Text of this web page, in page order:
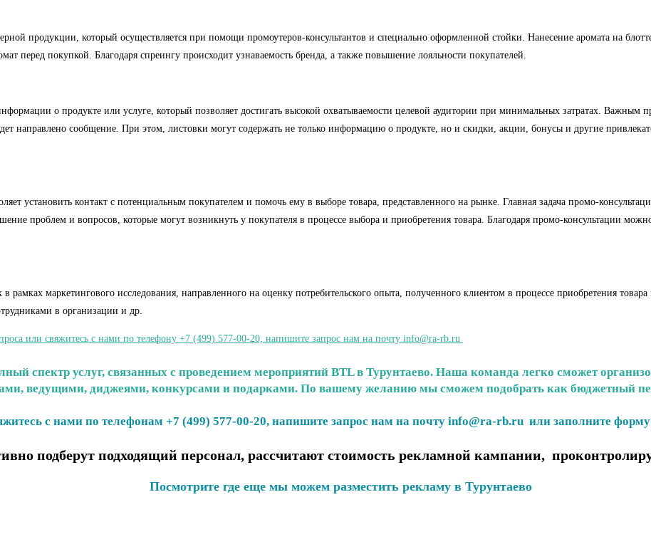
продукции, который осуществляется при помощи промоутеров-консультантов и специально оформленной стойки. Нанесение аромата на
перед покупкой. Благодаря спреингу происходит узнаваемость бренда, а также повышение лояльности покупателей.
о продукте или услуге, который позволяет достигать высокой охватываемости целевой аудитории при минимальных затратах. Важным
направлено сообщение. При этом, листовки могут содержать не только информацию о продукте, но и скидки, акции, бонусы и другие
установить контакт с потенциальным покупателем и помочь ему в выборе товара, представленного на рынке. Главная задача промо-
проблем и вопросов, которые могут возникнуть у покупателя в процессе выбора и приобретения товара. Благодаря промо-консультации
маркетингового исследования, направленного на оценку потребительского опыта, полученного клиентом в процессе приобретения
в организации и др.
или свяжитесь с нами по телефону +7 (499) 577-00-20, напишите запрос нам на почту info@ra-rb.ru
спектр услуг, связанных с проведением мероприятий BTL в Турунтаево. Наша команда легко сможет
ведущими, диджеями, конкурсами и подарками. По вашему желанию мы сможем подобрать как бюджетный
с нами по телефонам +7 (499) 577-00-20, напишите запрос нам на почту info@ra-rb.ru или заполните форму
подберут подходящий персонал, рассчитают стоимость рекламной кампании,
Посмотрите где еще мы можем разместить рекламу в Турунтаево